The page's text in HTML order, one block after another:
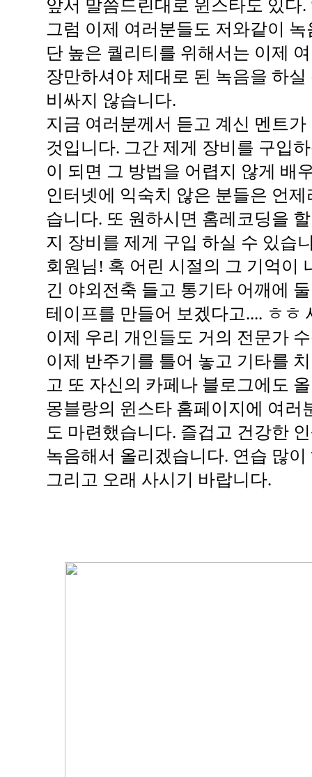
앞서 말씀드린대로 윈스타도 있다
그럼 이제 여러분들도 저와같이
단 높은 퀄리티를 위해서는 이제
장만하셔야 제대로 된 녹음을 하실
비싸지 않습니다.
지금 여러분께서 듣고 계신 멘트
것입니다. 그간 제게 장비를 구입
이 되면 그 방법을 어렵지 않게 배
인터넷에 익숙치 않은 분들은 언
습니다. 또 원하시면 홈레코딩을
지 장비를 제게 구입 하실 수 있습
회원님! 혹 어린 시절의 그 기억이
긴 야외전축 들고 통기타 어깨에
테이프를 만들어 보겠다고.... ㅎㅎ
이제 우리 개인들도 거의 전문가
이제 반주기를 틀어 놓고 기타를
고 또 자신의 카페나 블로그에도
몽블랑의 윈스타 홈페이지에 여러
도 마련했습니다. 즐겁고 건강한
녹음해서 올리겠습니다. 연습 많이
그리고 오래 사시기 바랍니다.